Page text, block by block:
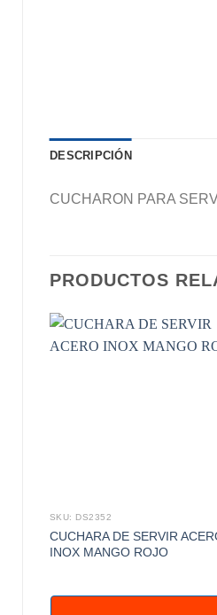
DESCRIPCIÓN
CUCHARON PARA
PRODUCTOS
SKU: DS2352
CUCHARA DE SERVIR
INOX MANGO ROJO